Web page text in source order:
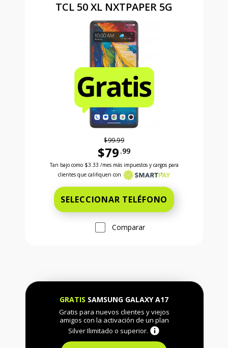
TCL 50 XL NXTPAPER 5G
$99.99
$79 .99
Antes el precio era 99 dollars and 99 cents Ahora
Tan bajo como $3.33 /mes más impuestos y cargos para
clientes que califiquen con
SELECCIONAR TELÉFONO
Comparar
GRATIS SAMSUNG GALAXY A17
Gratis para nuevos clientes y viejos
amigos con la activación de un plan
Silver Ilimitado o superior.